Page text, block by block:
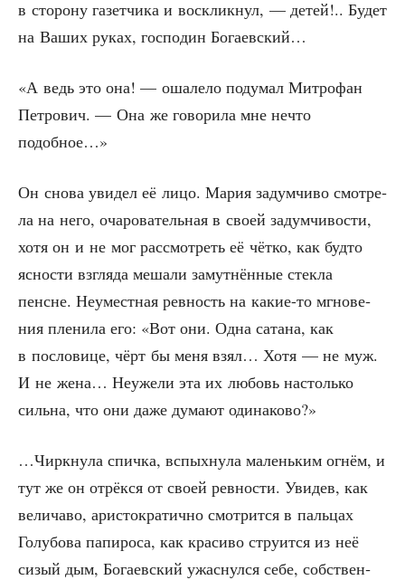
в сто­ро­ну газет­чи­ка и вос­клик­нул, — детей!.. Будет
на Ваших руках, гос­по­дин Богаевский…
«А ведь это она! — оша­ле­ло поду­мал Мит­ро­фан
Пет­ро­вич. — Она же гово­ри­ла мне нечто
подобное…»
Он сно­ва уви­дел её лицо. Мария задум­чи­во смот­ре­
ла на него, оча­ро­ва­тель­ная в сво­ей задум­чи­во­сти,
хотя он и не мог рас­смот­реть её чёт­ко, как буд­то
ясно­сти взгля­да меша­ли замут­нён­ные стек­ла
пенсне. Неумест­ная рев­ность на какие-то мгно­ве­
ния пле­ни­ла его: «Вот они. Одна сата­на, как
в посло­ви­це, чёрт бы меня взял… Хотя — не муж.
И не жена… Неуже­ли эта их любовь настоль­ко
силь­на, что они даже дума­ют одинаково?»
…Чирк­ну­ла спич­ка, вспых­ну­ла малень­ким огнём, и
тут же он отрёк­ся от сво­ей рев­но­сти. Уви­дев, как
вели­ча­во, ари­сто­кра­тич­но смот­рит­ся в паль­цах
Голу­бо­ва папи­ро­са, как кра­си­во стру­ит­ся из неё
сизый дым, Бога­ев­ский ужас­нул­ся себе, соб­ствен­